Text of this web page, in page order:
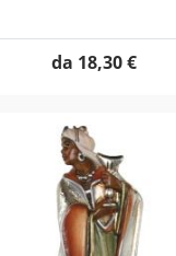
da 18,30 €